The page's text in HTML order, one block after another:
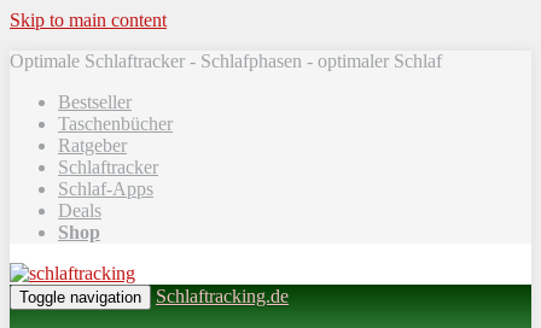
Skip to main content
Optimale Schlaftracker - Schlafphasen - optimaler Schlaf
Bestseller
Taschenbücher
Ratgeber
Schlaftracker
Schlaf-Apps
Deals
Shop
Toggle navigation Schlaftracking.de